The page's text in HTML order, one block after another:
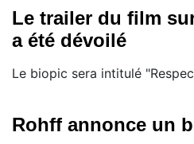
Le trailer du film
a été dévoilé
Le biopic sera intitulé
Rohff annonce un